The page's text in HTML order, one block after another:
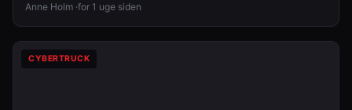
Anne Holm ·for 1 uge siden
CYBERTRUCK